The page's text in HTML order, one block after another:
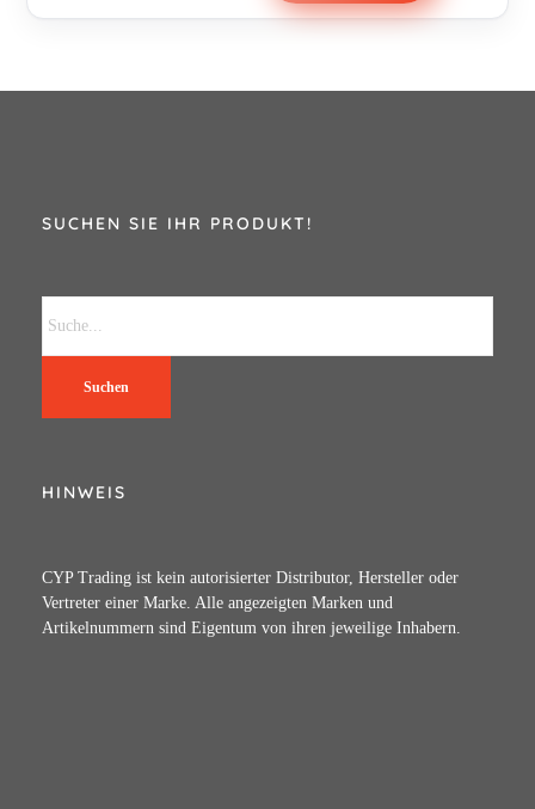
SUCHEN SIE IHR PRODUKT!
Suchen
HINWEIS
CYP Trading ist kein autorisierter Distributor, Hersteller oder
Vertreter einer Marke. Alle angezeigten Marken und
Artikelnummern sind Eigentum von ihren jeweilige Inhabern.